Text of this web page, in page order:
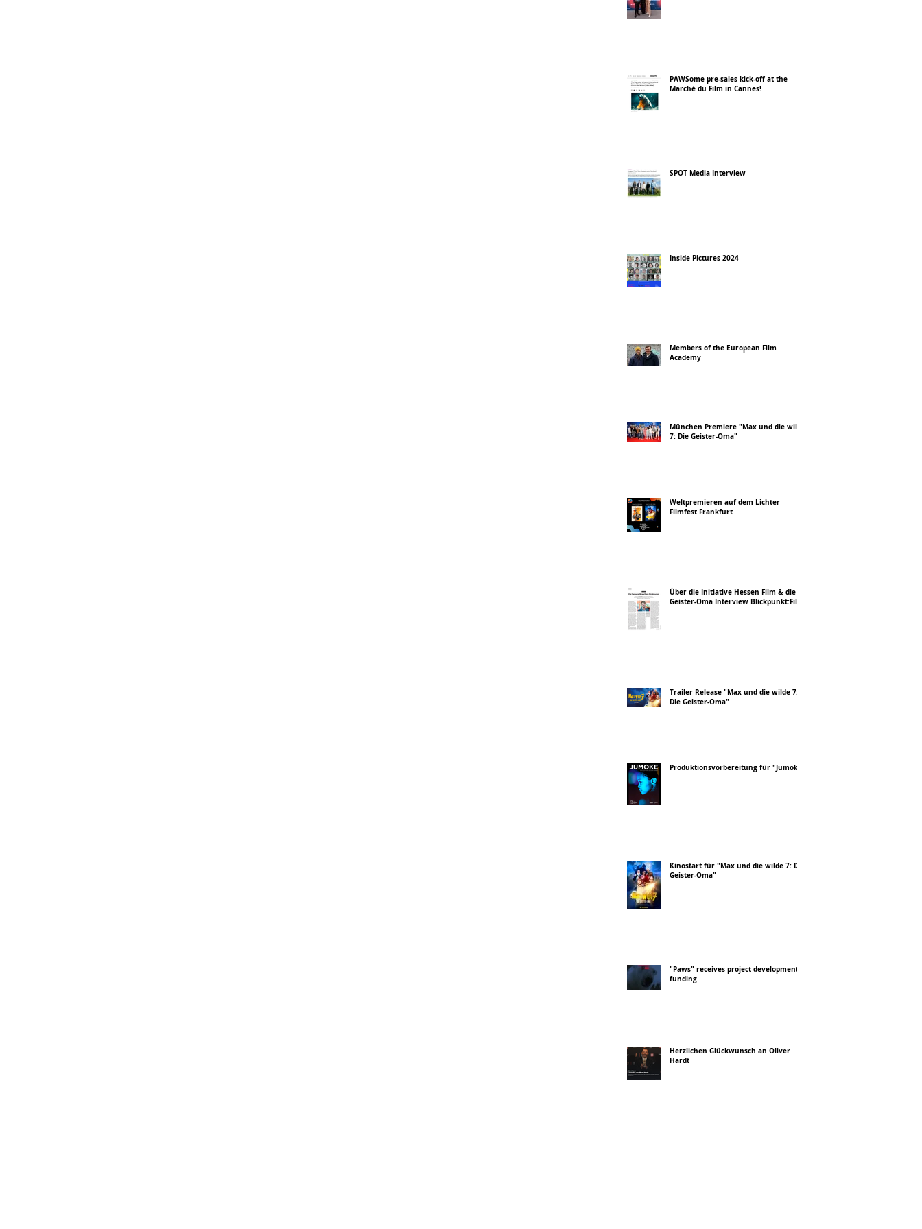
PAWSome pre-sales kick-off at the
Marché du Film in Cannes!
SPOT Media Interview
Inside Pictures 2024
Members of the European Film
Academy
München Premiere "Max und die wilde
7: Die Geister-Oma"
Weltpremieren auf dem Lichter
Filmfest Frankfurt
Über die Initiative Hessen Film & die
Geister-Oma Interview Blickpunkt:Film
Trailer Release "Max und die wilde 7:
Die Geister-Oma"
Produktionsvorbereitung für "Jumoke"
Kinostart für "Max und die wilde 7: Die
Geister-Oma"
"Paws" receives project development
funding
Herzlichen Glückwunsch an Oliver
Hardt